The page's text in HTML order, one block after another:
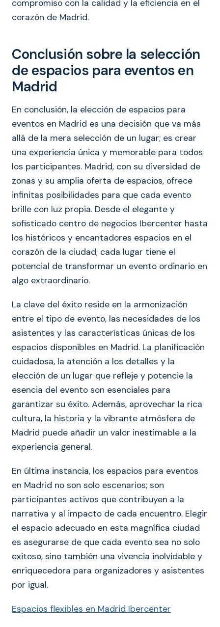
compromiso con la calidad y la eficiencia en el
corazón de Madrid.
Conclusión sobre la selección
de espacios para eventos en
Madrid
En conclusión, la elección de espacios para
eventos en Madrid es una decisión que va más
allá de la mera selección de un lugar; es crear
una experiencia única y memorable para todos
los participantes. Madrid, con su diversidad de
zonas y su amplia oferta de espacios, ofrece
infinitas posibilidades para que cada evento
brille con luz propia. Desde el elegante y
sofisticado centro de negocios Ibercenter hasta
los históricos y encantadores espacios en el
corazón de la ciudad, cada lugar tiene el
potencial de transformar un evento ordinario en
algo extraordinario.
La clave del éxito reside en la armonización
entre el tipo de evento, las necesidades de los
asistentes y las características únicas de los
espacios disponibles en Madrid. La planificación
cuidadosa, la atención a los detalles y la
elección de un lugar que refleje y potencie la
esencia del evento son esenciales para
garantizar su éxito. Además, aprovechar la rica
cultura, la historia y la vibrante atmósfera de
Madrid puede añadir un valor inestimable a la
experiencia general.
En última instancia, los espacios para eventos
en Madrid no son solo escenarios; son
participantes activos que contribuyen a la
narrativa y al impacto de cada encuentro. Elegir
el espacio adecuado en esta magnífica ciudad
es asegurarse de que cada evento sea no solo
exitoso, sino también una vivencia inolvidable y
enriquecedora para organizadores y asistentes
por igual.
Espacios flexibles en Madrid Ibercenter